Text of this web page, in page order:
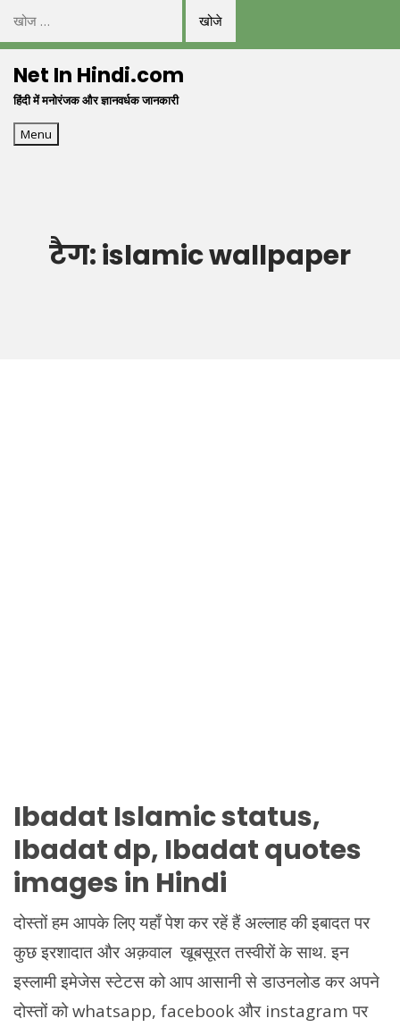
निम्न
को
खोजें:Net In Hindi.com
हिंदी में मनोरंजक और ज्ञानवर्धक जानकारी
Menu
टैग:islamic wallpaper
Ibadat Islamic status,
Ibadat dp, Ibadat quotes
images in Hindi
दोस्तों हम आपके लिए यहाँ पेश कर रहें हैं अल्लाह की इबादत पर
कुछ इरशादात और अक़वाल खूबसूरत तस्वीरों के साथ. इन
इस्लामी इमेजेस स्टेटस को आप आसानी से डाउनलोड कर अपने
दोस्तों को whatsapp, facebook और instagram पर